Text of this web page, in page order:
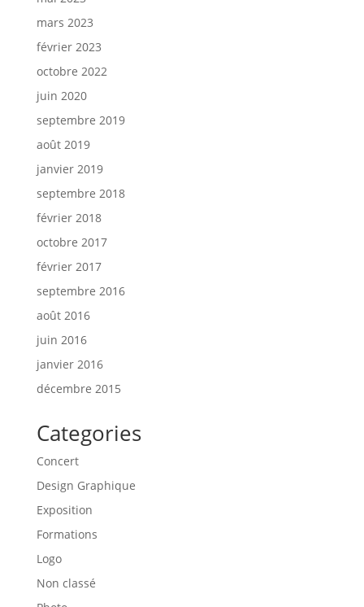
mars 2023
février 2023
octobre 2022
juin 2020
septembre 2019
août 2019
janvier 2019
septembre 2018
février 2018
octobre 2017
février 2017
septembre 2016
août 2016
juin 2016
janvier 2016
décembre 2015
Categories
Concert
Design Graphique
Exposition
Formations
Logo
Non classé